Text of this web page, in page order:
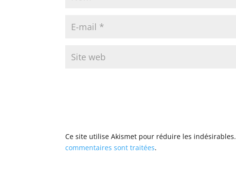
Ce site utilise Akismet pour réduire les indésirables.
commentaires sont traitées.